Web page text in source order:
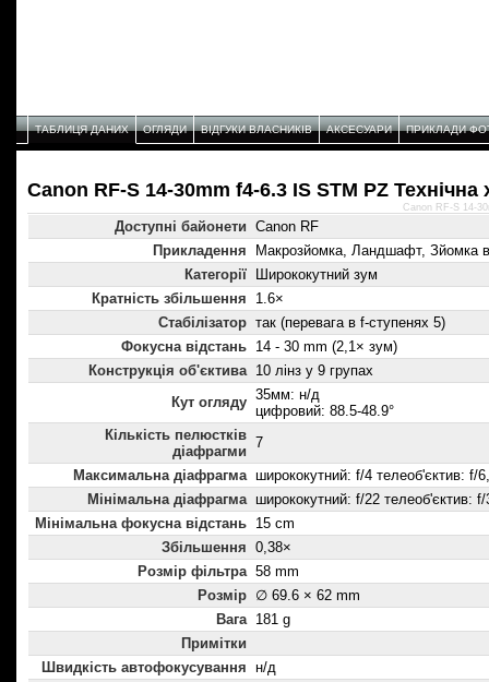
ТАБЛИЦЯ ДАНИХ ОГЛЯДИ ВІДГУКИ ВЛАСНИКІВ АКСЕСУАРИ ПРИКЛАДИ
Canon RF-S 14-30mm f4-6.3 IS STM PZ Технічнa
Доступні байонети Canon RF
Прикладення
Макрозйомка, Ландшафт, Зйомка в
Категорії
Ширококутний зум
Кратність збільшення
1.6×
Стабілізатор так (перевага в f-ступенях 5)
Фокусна відстань 14 - 30 mm (2,1× зум)
Конструкція об'єктива 10 лінз у 9 групах
Кут огляду 35мм: н/д
цифровий: 88.5-48.9°
Кількість пелюстків
діафрагми
7
Максимальна діафрагма ширококутний: f/4 телеоб'єктив: f/
Мінімальна діафрагма ширококутний: f/22 телеоб'єктив: f/
Мінімальна фокусна відстань 15 cm
Збільшення 0,38×
Розмір фільтра 58 mm
Розмір ∅ 69.6 × 62 mm
Вага 181 g
Примітки
Швидкість автофокусування н/д
Canon RF-S 14-